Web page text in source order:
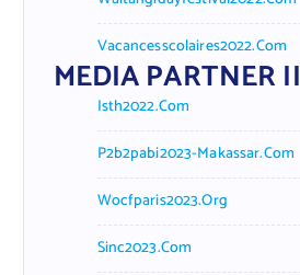
Vacancesscolaires2022.com
MEDIA PARTNER II
Isth2022.com
P2b2pabi2023-Makassar.com
Wocfparis2023.org
Sinc2023.com